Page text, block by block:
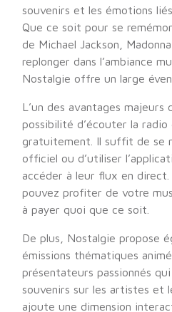
souvenirs et les émotions
Que ce soit pour se
de Michael Jackson,
replonger dans l’ambiance
Nostalgie offre un large
L’un des avantages majeurs
possibilité d’écouter la
gratuitement. Il suffit de se
officiel ou d’utiliser
accéder à leur flux en direct.
pouvez profiter de votre
à payer quoi que ce soit.
De plus, Nostalgie propose
émissions thématiques
présentateurs passionnés
souvenirs sur les artistes et
ajoute une dimension